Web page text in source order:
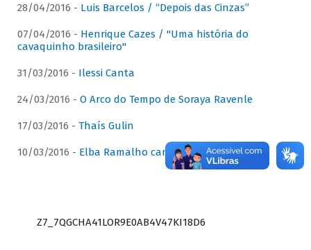
28/04/2016 - Luis Barcelos / “Depois das Cinzas”
07/04/2016 - Henrique Cazes / "Uma história do
cavaquinho brasileiro"
31/03/2016 - Ilessi Canta
24/03/2016 - O Arco do Tempo de Soraya Ravenle
17/03/2016 - Thaís Gulin
10/03/2016 - Elba Ramalho canta Dominguinhos
Z7_7QGCHA41LOR9E0AB4V47KI18D6